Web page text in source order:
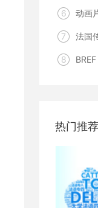
6 动画
7 法国
8 BREF
热门推荐